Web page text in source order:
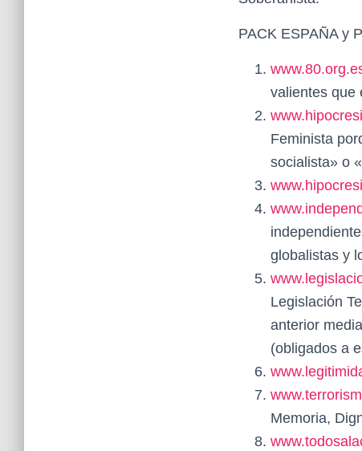
PACK ESPAÑA y
valientes que
Feminista
socialista» o
globalistas y
Legislación
anterior
(obligados a
Memoria,